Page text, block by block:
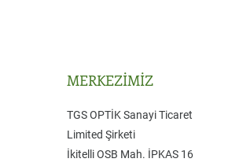
MERKEZİMİZ
TGS OPTİK Sanayi Ticaret
Limited Şirketi
​İkitelli OSB Mah. İPKAS 16